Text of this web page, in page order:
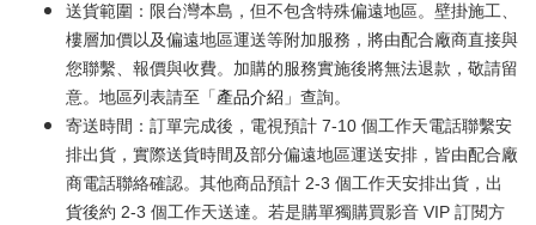
送貨範圍：限台灣本島，但不包含特殊偏遠地區。壁掛施工、
樓層加價以及偏遠地區運送等附加服務，將由配合廠商直接與
您聯繫、報價與收費。加購的服務實施後將無法退款，敬請留
意。地區列表請至「產品介紹 」查詢。
寄送時間：訂單完成後，電視預計 7-10 個工作天電話聯繫安
排出貨，實際送貨時間及部分偏遠地區運送安排，皆由配合廠
商電話聯絡確認。其他商品預計 2-3 個工作天安排出貨，出
貨後約 2-3 個工作天送達。若是購單獨購買影音 VIP 訂閱方